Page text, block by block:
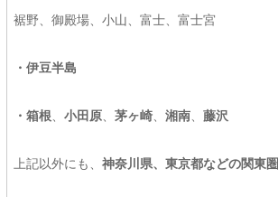
裾野、御殿場、小山、富士、富士宮
・伊豆半島
・箱根 小田原、 茅ヶ崎、 湘南、 藤沢
上記以外にも、 神奈川県、東京都などの関東圏